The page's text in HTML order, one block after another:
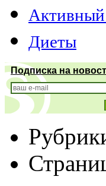
Диеты
Подписка на